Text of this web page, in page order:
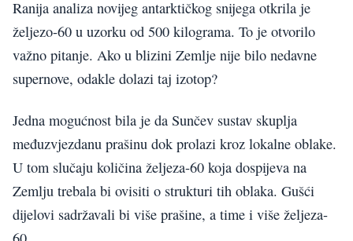
Ranija analiza novijeg antarktičkog snijega otkrila je
željezo-60 u uzorku od 500 kilograma. To je otvorilo
važno pitanje. Ako u blizini Zemlje nije bilo nedavne
supernove, odakle dolazi taj izotop?
Jedna mogućnost bila je da Sunčev sustav skuplja
međuzvjezdanu prašinu dok prolazi kroz lokalne oblake.
U tom slučaju količina željeza-60 koja dospijeva na
Zemlju trebala bi ovisiti o strukturi tih oblaka. Gušći
dijelovi sadržavali bi više prašine, a time i više željeza-